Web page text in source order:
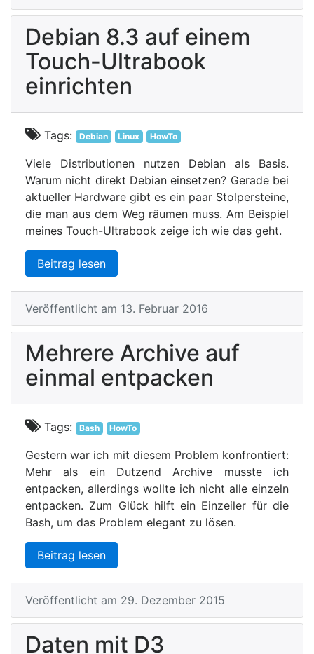
Debian 8.3 auf einem
Touch-Ultrabook
einrichten
Tags: Debian Linux HowTo
Viele Distributionen nutzen Debian als Basis.
Warum nicht direkt Debian einsetzen? Gerade bei
aktueller Hardware gibt es ein paar Stolpersteine,
die man aus dem Weg räumen muss. Am Beispiel
meines Touch-Ultrabook zeige ich wie das geht.
Beitrag lesen
Veröffentlicht am 13. Februar 2016
Mehrere Archive auf
einmal entpacken
Tags: Bash HowTo
Gestern war ich mit diesem Problem konfrontiert:
Mehr als ein Dutzend Archive musste ich
entpacken, allerdings wollte ich nicht alle einzeln
entpacken. Zum Glück hilft ein Einzeiler für die
Bash, um das Problem elegant zu lösen.
Beitrag lesen
Veröffentlicht am 29. Dezember 2015
Daten mit D3